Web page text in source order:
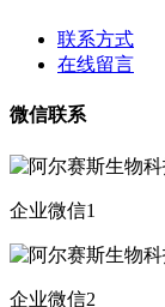
联系方式
在线留言
微信联系
企业微信1
企业微信2